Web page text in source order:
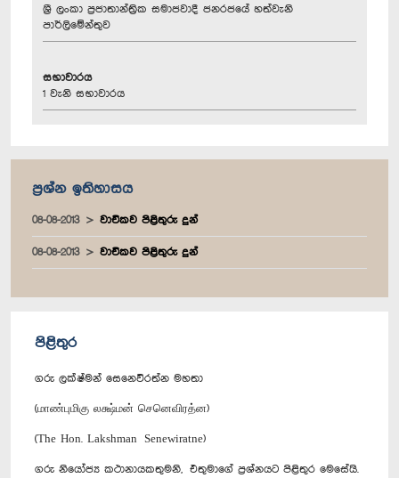
ශ්‍රී ලංකා ප්‍රජාතාන්ත්‍රික සමාජවාදී ජනරජයේ හත්වැනි
පාර්ලිමේන්තුව
සභාවාරය
1 වැනි සභාවාරය
ප්‍රශ්න ඉතිහාසය
08-08-2013 වාචිකව පිළිතුරු දුන්
08-08-2013 වාචිකව පිළිතුරු දුන්
පිළිතුර
ගරු ලක්ෂ්මන් සෙනෙවිරත්න මහතා
(மாண்புமிகு லக்ஷ்மன் செனெவிரத்ன)
(The Hon. Lakshman Senewiratne)
ගරු නි‍යෝජ්‍ය කථානායකතුමනි, එතුමාගේ ප්‍රශ්නයට පිළිතුර මෙසේයි.